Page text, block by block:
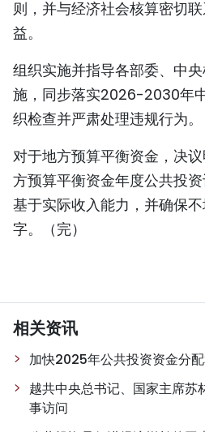
则，并与经济社会核算密切
益。
组织实施并指导各部委、中
施，同步落实2026-2030年
织检查并严肃处理违规行为。
对于地方预算平衡资金，决
方预算平衡资金年度公共投
基于实际收入能力，并确保
字。（完）
相关资讯
加快2025年公共投资资金分
越共中央总书记、国家主席苏
事访问